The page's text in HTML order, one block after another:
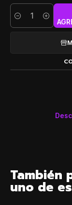
Cantidad
También
uno de